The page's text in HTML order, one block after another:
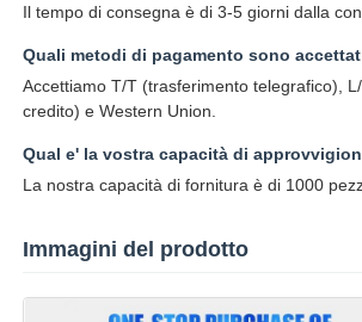
Il tempo di consegna è di 3-5 giorni dalla
Quali metodi di pagamento sono
Accettiamo T/T (trasferimento telegrafico),
credito) e Western Union.
Qual e' la vostra capacità di
La nostra capacità di fornitura è di 1000
Immagini del prodotto